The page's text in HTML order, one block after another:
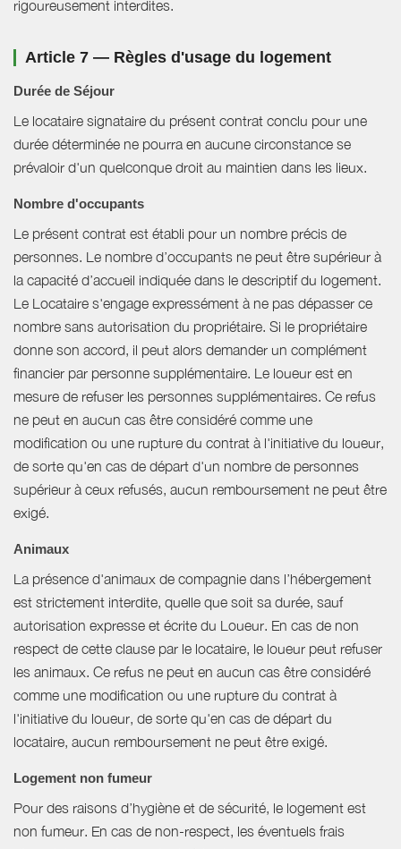
rigoureusement interdites.
Article 7 — Règles d'usage du logement
Durée de Séjour
Le locataire signataire du présent contrat conclu pour une
durée déterminée ne pourra en aucune circonstance se
prévaloir d'un quelconque droit au maintien dans les lieux.
Nombre d'occupants
Le présent contrat est établi pour un nombre précis de
personnes. Le nombre d’occupants ne peut être supérieur à
la capacité d’accueil indiquée dans le descriptif du logement.
Le Locataire s'engage expressément à ne pas dépasser ce
nombre sans autorisation du propriétaire. Si le propriétaire
donne son accord, il peut alors demander un complément
financier par personne supplémentaire. Le loueur est en
mesure de refuser les personnes supplémentaires. Ce refus
ne peut en aucun cas être considéré comme une
modification ou une rupture du contrat à l'initiative du loueur,
de sorte qu'en cas de départ d'un nombre de personnes
supérieur à ceux refusés, aucun remboursement ne peut être
exigé.
Animaux
La présence d'animaux de compagnie dans l’hébergement
est strictement interdite, quelle que soit sa durée, sauf
autorisation expresse et écrite du Loueur. En cas de non
respect de cette clause par le locataire, le loueur peut refuser
les animaux. Ce refus ne peut en aucun cas être considéré
comme une modification ou une rupture du contrat à
l'initiative du loueur, de sorte qu'en cas de départ du
locataire, aucun remboursement ne peut être exigé.
Logement non fumeur
Pour des raisons d’hygiène et de sécurité, le logement est
non fumeur. En cas de non-respect, les éventuels frais